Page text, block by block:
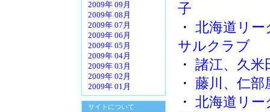
2009年 09月
2009年 08月
2009年 07月
2009年 06月
2009年 05月
2009年 04月
2009年 03月
2009年 02月
2009年 01月
サイトについて
子
・ 北海道リ
サルクラブ
・ 諸江、久米
・ 藤川、仁部
・ 北海道リ